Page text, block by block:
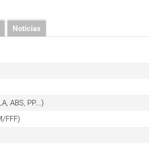
Noticias
ABS, PP...)
FFF)